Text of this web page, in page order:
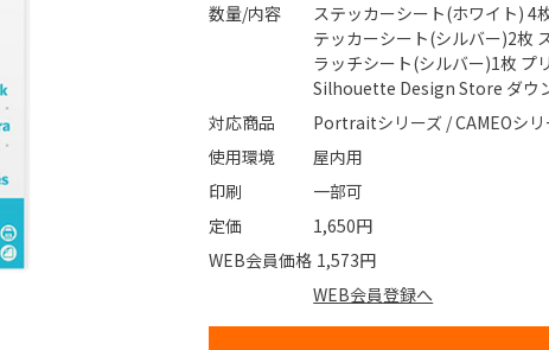
数量/内容
ステッカーシート(ホワイト) 4
テッカーシート(シルバー)2枚
ラッチシート(シルバー)1枚 プ
Silhouette Design Store ダウ
対応商品
Portraitシリーズ / CAMEOシリ
使用環境
屋内用
印刷
一部可
定価
1,650円
WEB会員価格 1,573円
WEB会員登録へ